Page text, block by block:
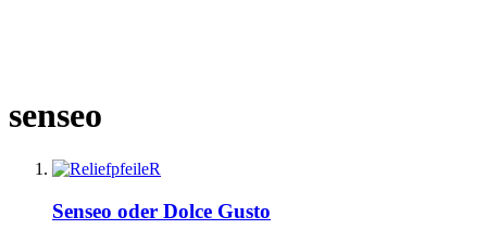
senseo
Senseo oder Dolce Gusto